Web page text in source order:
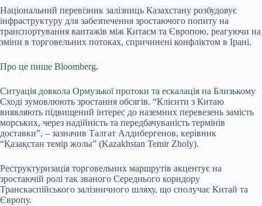
Національний перевізник залізниць Казахстану розбудовує
інфраструктуру для забезпечення зростаючого попиту на
транспортування вантажів між Китаєм та Європою, реагуючи на
зміни в торговельних потоках, спричинені конфліктом в Ірані.
Про це пише Bloomberg.
Ситуація довкола Ормузької протоки та ескалація на Близькому
Сході зумовлюють зростання обсягів. “Клієнти з Китаю
виявляють підвищений інтерес до наземних перевезень замість
морських, через надійність та передбачуваність термінів
доставки”, – зазначив Талгат Алдибергенов, керівник
“Қазақстан темір жолы” (Kazakhstan Temir Zholy).
Реструктуризація торговельних маршрутів акцентує на
зростаючій ролі так званого Середнього коридору
Транскаспійського залізничного шляху, що сполучає Китай та
Європу.